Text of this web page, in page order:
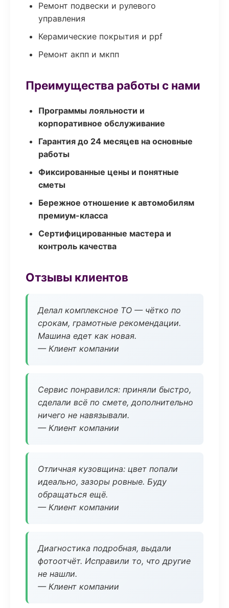
Ремонт подвески и рулевого
управления
Керамические покрытия и ppf
Ремонт акпп и мкпп
Преимущества работы с нами
Программы лояльности и
корпоративное обслуживание
Гарантия до 24 месяцев на основные
работы
Фиксированные цены и понятные
сметы
Бережное отношение к автомобилям
премиум-класса
Сертифицированные мастера и
контроль качества
Отзывы клиентов
Делал комплексное ТО — чётко по
срокам, грамотные рекомендации.
Машина едет как новая.
— Клиент компании
Сервис понравился: приняли быстро,
сделали всё по смете, дополнительно
ничего не навязывали.
— Клиент компании
Отличная кузовщина: цвет попали
идеально, зазоры ровные. Буду
обращаться ещё.
— Клиент компании
Диагностика подробная, выдали
фотоотчёт. Исправили то, что другие
не нашли.
— Клиент компании